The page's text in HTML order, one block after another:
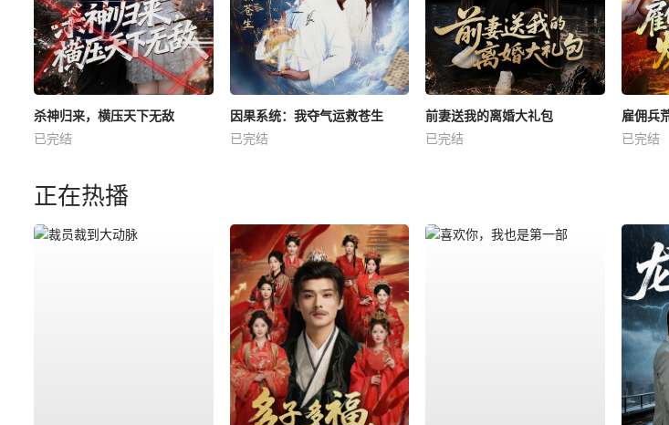
杀神归来，横压天下无敌
已完结
因果系统：我夺气运救苍生
已完结
前妻送我的离婚大礼包
已完结
雇佣兵
已完结
正在热播